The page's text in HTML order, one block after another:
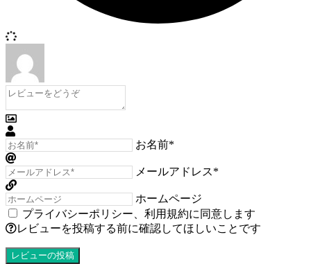
お名前*
メールアドレス*
ホームページ
プライバシーポリシー
利用規約に同意します
レビューを投稿する前に確認してほしいことです